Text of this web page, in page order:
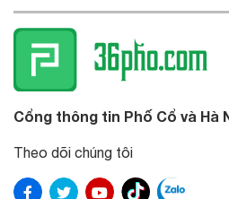
Cổng thông tin Phố Cổ và Hà
Theo dõi chúng tôi